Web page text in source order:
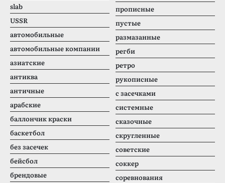
slab
USSR
автомобильные
автомобильные компании
азиатские
антиква
античные
арабские
баллончик краски
баскетбол
без засечек
бейсбол
брендовые
прописные
пустые
размазанные
регби
ретро
рукописные
с засечками
системные
сказочные
скругленные
советские
соккер
соревнования